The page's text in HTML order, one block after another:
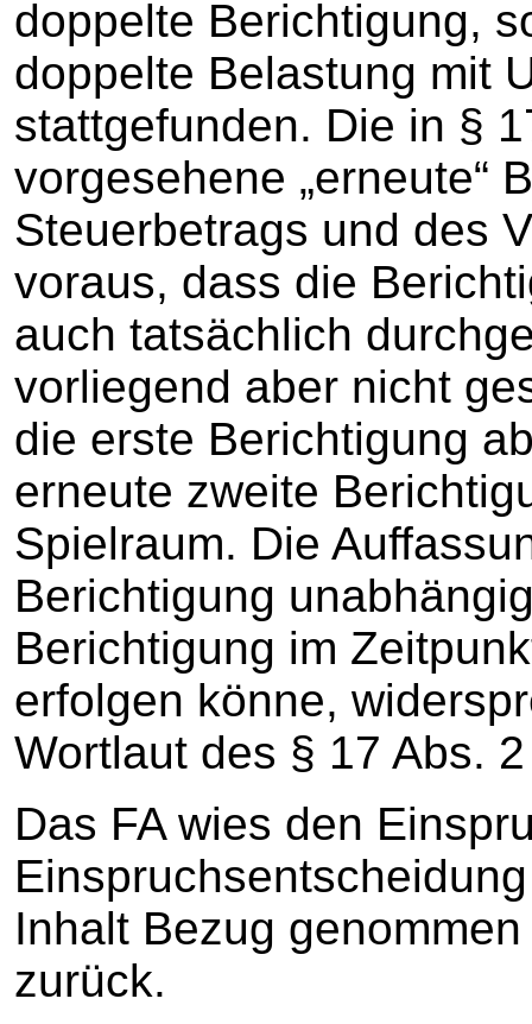
doppelte Berichtigung,
doppelte Belastung mit
stattgefunden. Die in §
vorgesehene „erneute“
Steuerbetrags und des
voraus, dass die
auch tatsächlich
vorliegend aber nicht
die erste Berichtigung
erneute zweite
Spielraum. Die
Berichtigung
Berichtigung im
erfolgen könne,
Wortlaut des § 17 Abs.
Das FA wies den
Inhalt Bezug
zurück.